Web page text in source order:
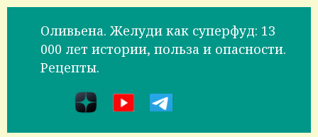
Оливьена. Желуди как суперфуд: 13
000 лет истории, польза и опасности.
Рецепты.